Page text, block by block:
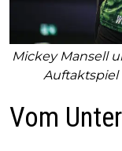
Mickey Mansell
Auftaktspiel
Vom